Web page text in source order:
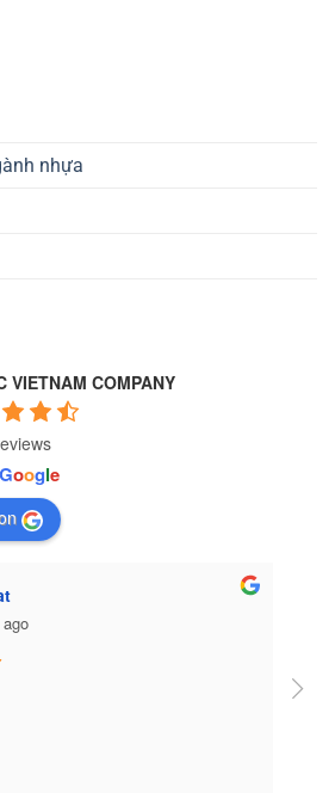
nhựa
VIETNAM COMPANY
Google